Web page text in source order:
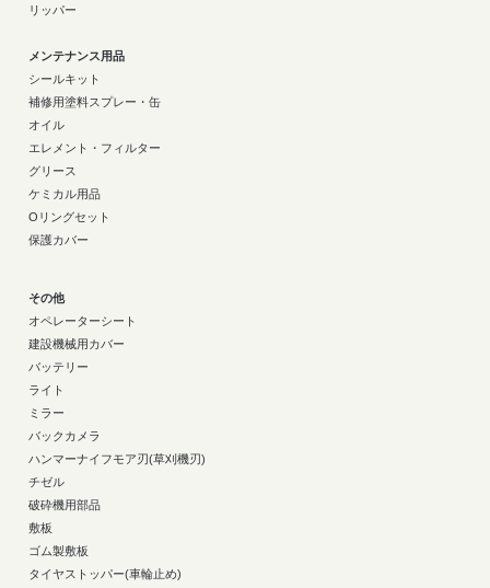
リッパー
メンテナンス用品
シールキット
補修用塗料スプレー・缶
オイル
エレメント・フィルター
グリース
ケミカル用品
Oリングセット
保護カバー
その他
オペレーターシート
建設機械用カバー
バッテリー
ライト
ミラー
バックカメラ
ハンマーナイフモア刃(草刈機刃)
チゼル
破砕機用部品
敷板
ゴム製敷板
タイヤストッパー(車輪止め)